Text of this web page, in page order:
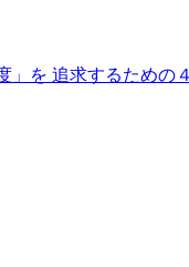
」を 追求するための